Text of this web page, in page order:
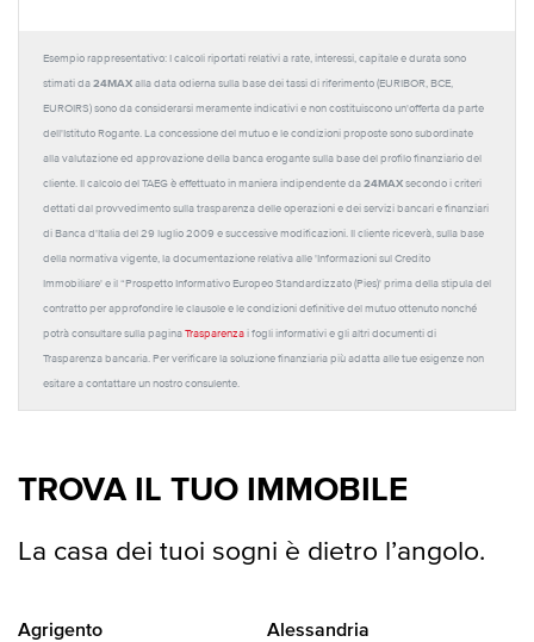
Esempio rappresentativo: I calcoli riportati relativi a rate, interessi, capitale e durata sono
stimati da 24MAX alla data odierna sulla base dei tassi di riferimento (EURIBOR, BCE,
EUROIRS) sono da considerarsi meramente indicativi e non costituiscono un'offerta da parte
dell'Istituto Rogante. La concessione del mutuo e le condizioni proposte sono subordinate
alla valutazione ed approvazione della banca erogante sulla base del profilo finanziario del
cliente. Il calcolo del TAEG è effettuato in maniera indipendente da 24MAX secondo i criteri
dettati dal provvedimento sulla trasparenza delle operazioni e dei servizi bancari e finanziari
di Banca d'Italia del 29 luglio 2009 e successive modificazioni. Il cliente riceverà, sulla base
della normativa vigente, la documentazione relativa alle 'Informazioni sul Credito
Immobiliare' e il “Prospetto Informativo Europeo Standardizzato (Pies)' prima della stipula del
contratto per approfondire le clausole e le condizioni definitive del mutuo ottenuto nonché
potrà consultare sulla pagina Trasparenza i fogli informativi e gli altri documenti di
Trasparenza bancaria. Per verificare la soluzione finanziaria più adatta alle tue esigenze non
esitare a contattare un nostro consulente.
TROVA IL TUO IMMOBILE
La casa dei tuoi sogni è dietro l’angolo.
Agrigento Alessandria